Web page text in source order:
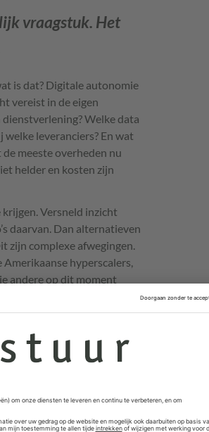
vraagstuk. Het
is dat? Digitale autonomie
vereist in de eigen
Welke data
welke leveranciers? En wat
meeste overheden nu
helder en kosten zijn
Versneld inzicht
daarvan. Dan alternatieven
zijn complexe afwegingen.
hyperscalers,
andere op dit moment
te werken, maar dan
met volwassen
de weerbaarheid en
om inzicht en duidelijke
Die afwegingen moeten
wordt snel genoeg